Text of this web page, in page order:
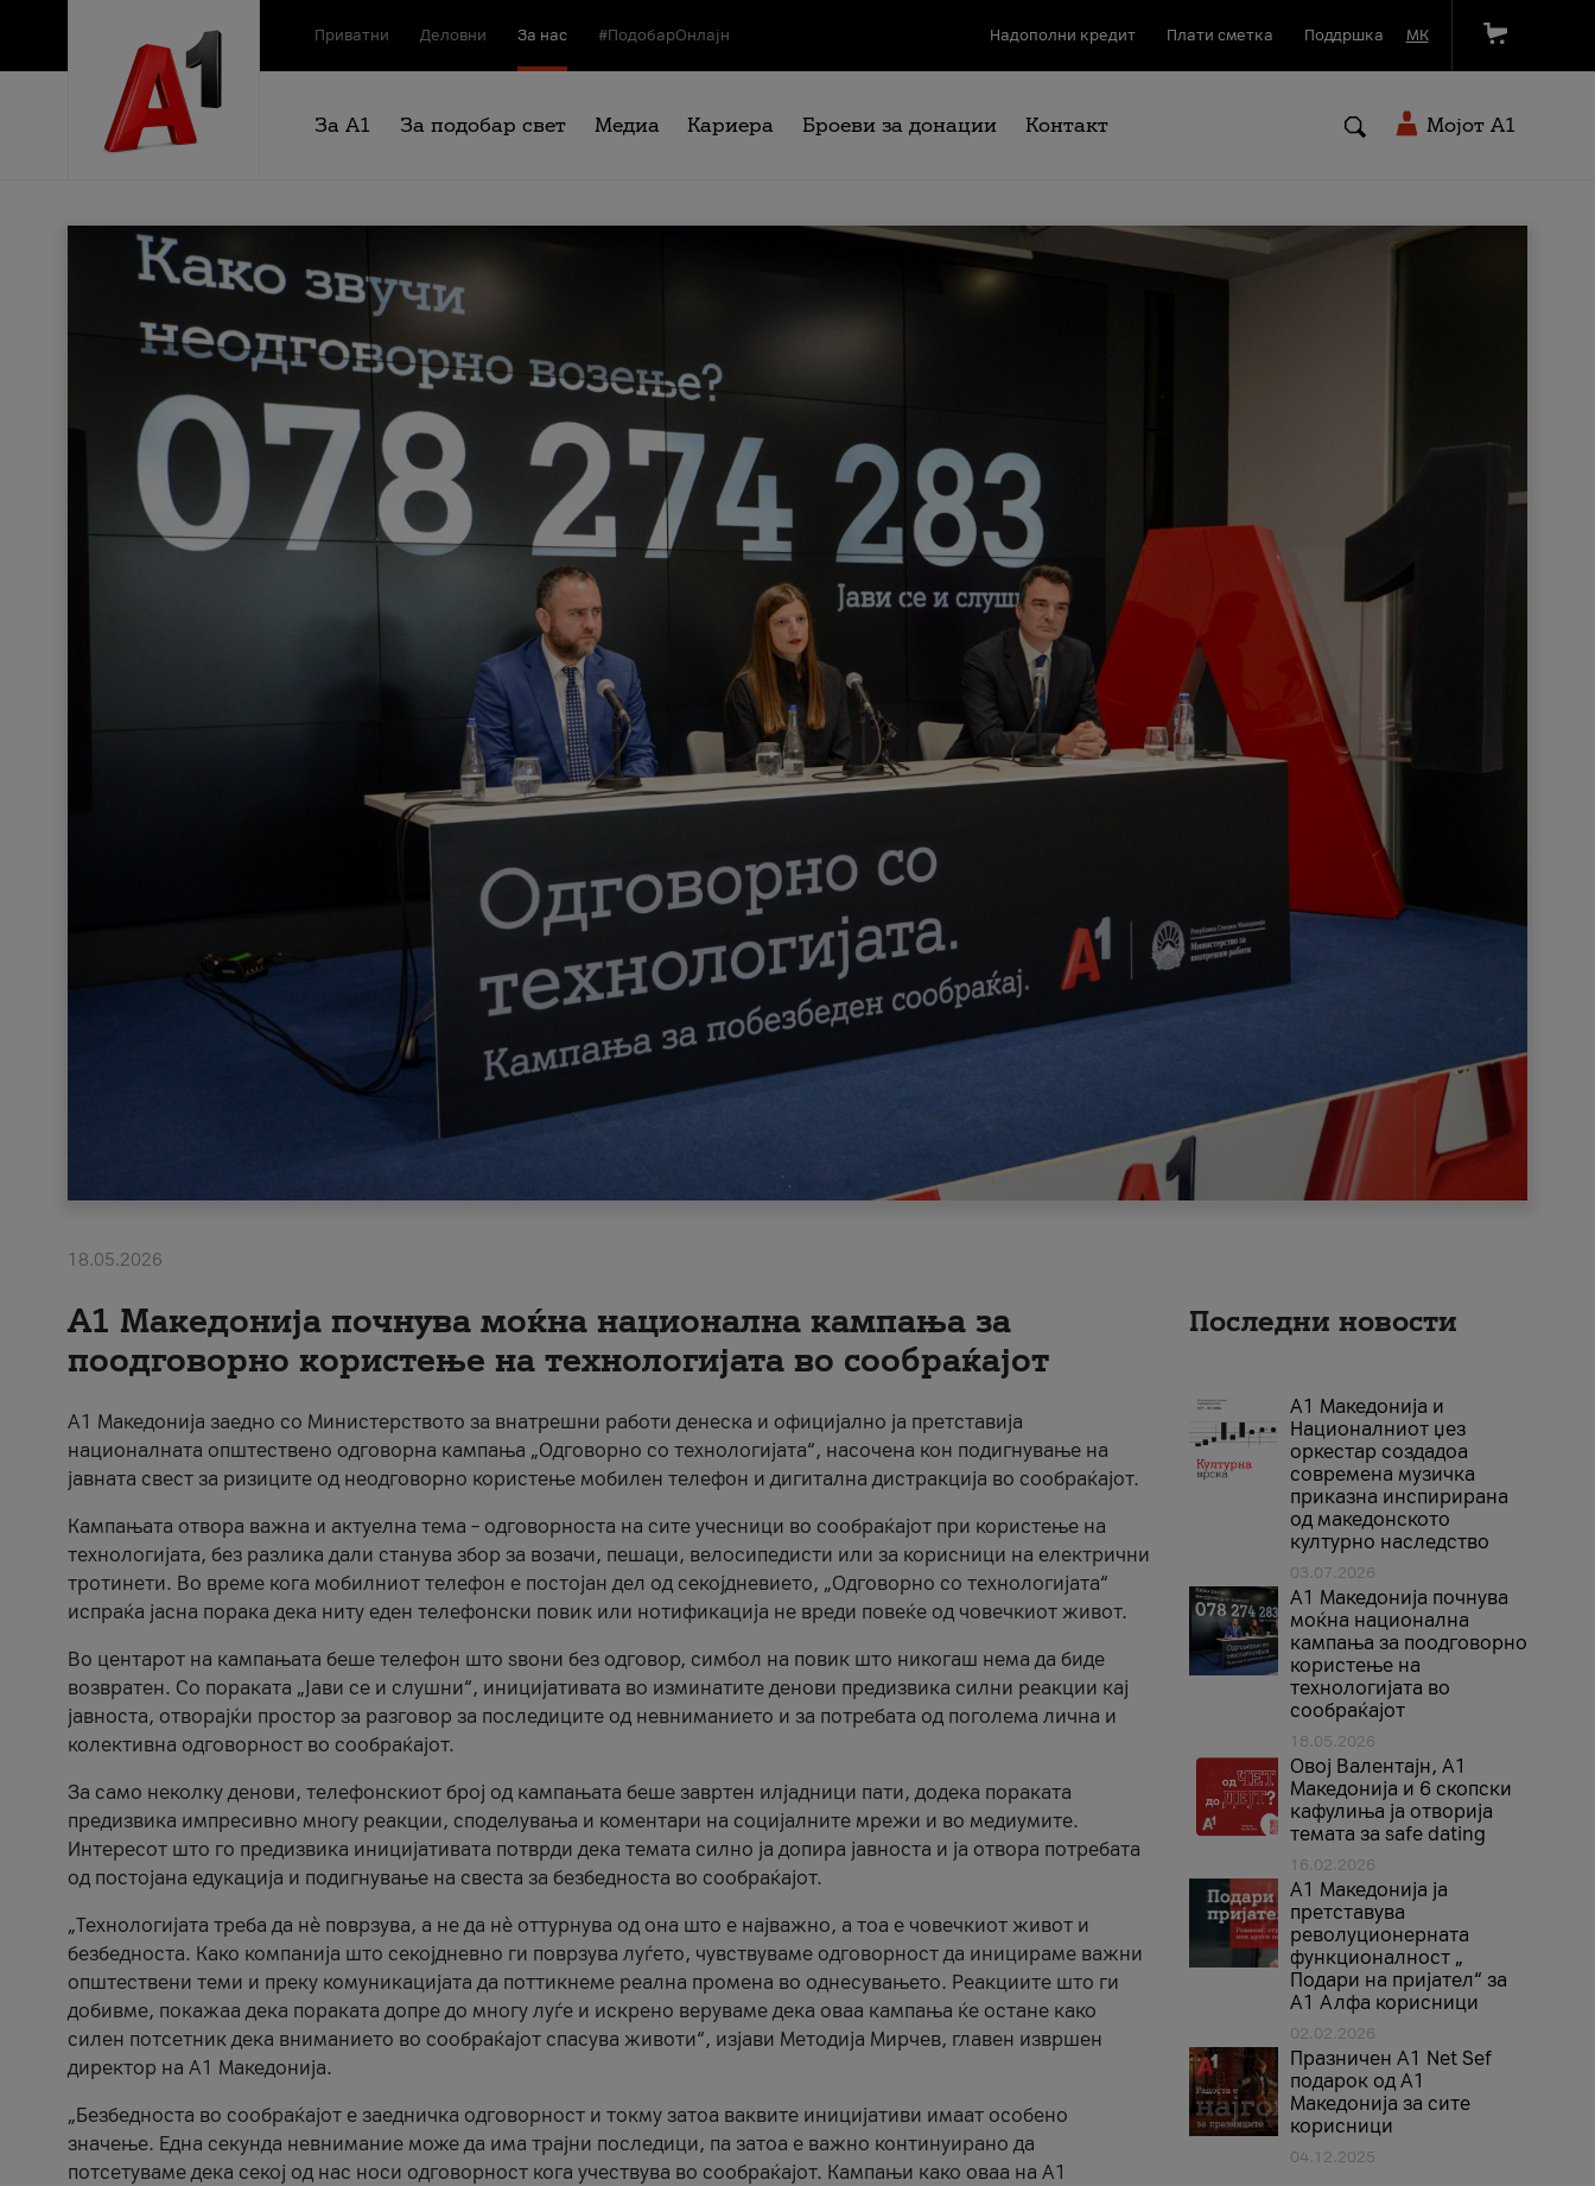
Приватни Деловни За нас #ПодобарОнлајн Надополни кредит Плати сметка Поддршка МК
За А1 За подобар свет Медиа Кариера Броеви за донации Контакт Мојот A1
18.05.2026
A1 Македонија почнува моќна национална кампања за
поодговорно користење на технологијата во сообраќајот
A1 Македонија заедно со Министерството за внатрешни работи денеска и официјално ја претставија
националната општествено одговорна кампања „Одговорно со технологијата“, насочена кон подигнување на
јавната свест за ризиците од неодговорно користење мобилен телефон и дигитална дистракција во сообраќајот.
Кампањата отвора важна и актуелна тема – одговорноста на сите учесници во сообраќајот при користење на
технологијата, без разлика дали станува збор за возачи, пешаци, велосипедисти или за корисници на електрични
тротинети. Во време кога мобилниот телефон е постојан дел од секојдневието, „Одговорно со технологијата“
испраќа јасна порака дека ниту еден телефонски повик или нотификација не вреди повеќе од човечкиот живот.
Во центарот на кампањата беше телефон што ѕвони без одговор, симбол на повик што никогаш нема да биде
возвратен. Со пораката „Јави се и слушни“, иницијативата во изминатите денови предизвика силни реакции кај
јавноста, отворајќи простор за разговор за последиците од невниманието и за потребата од поголема лична и
колективна одговорност во сообраќајот.
За само неколку денови, телефонскиот број од кампањата беше завртен илјадници пати, додека пораката
предизвика импресивно многу реакции, споделувања и коментари на социјалните мрежи и во медиумите.
Интересот што го предизвика иницијативата потврди дека темата силно ја допира јавноста и ја отвора потребата
од постојана едукација и подигнување на свеста за безбедноста во сообраќајот.
„Технологијата треба да нè поврзува, а не да нè оттурнува од она што е најважно, а тоа е човечкиот живот и
безбедноста. Како компанија што секојдневно ги поврзува луѓето, чувствуваме одговорност да иницираме важни
општествени теми и преку комуникацијата да поттикнеме реална промена во однесувањето. Реакциите што ги
добивме, покажаа дека пораката допре до многу луѓе и искрено веруваме дека оваа кампања ќе остане како
силен потсетник дека вниманието во сообраќајот спасува животи“, изјави Методија Мирчев, главен извршен
директор на А1 Македонија.
„Безбедноста во сообраќајот е заедничка одговорност и токму затоа ваквите иницијативи имаат особено
значење. Една секунда невнимание може да има трајни последици, па затоа е важно континуирано да
потсетуваме дека секој од нас носи одговорност кога учествува во сообраќајот. Кампањи како оваа на A1
Последни новости
А1 Македонија и
Националниот џез
оркестар создадоа
современа музичка
приказна инспирирана
од македонското
културно наследство
03.07.2026
A1 Македонија почнува
моќна национална
кампања за поодговорно
користење на
технологијата во
сообраќајот
18.05.2026
Овој Валентајн, A1
Македонија и 6 скопски
кафулиња ја отворија
темата за safe dating
16.02.2026
А1 Македонија ја
претставува
револуционерната
функционалност „
Подари на пријател“ за
А1 Алфа корисници
02.02.2026
Празничен A1 Net Sеf
подарок од А1
Македонија за сите
корисници
04.12.2025